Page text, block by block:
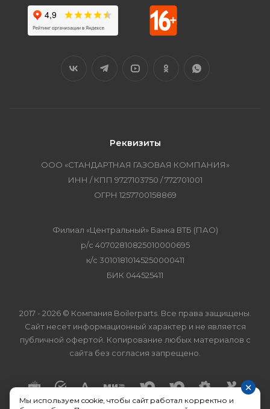
×
Мы используем cookie, чтобы сайт работал корректно и
Реквизиты
ООО «СТАНДАРТНАЯ ГАЗОВАЯ КОМПАНИЯ»
ИНН / КПП 9727103750 / 772701001
ОГРН 1257700158869
Филиал «Центральный» Банка ВТБ (ПАО)
р/с 40702810825010000695
к/с 30101810145250000411
БИК 044525411
2017 - 2026 © Компания Boilerparts. Все права защищены.
Сайт несет информационный характер и не является
публичной офертой. Копирование любых материалов с
сайта без согласия запрещено.